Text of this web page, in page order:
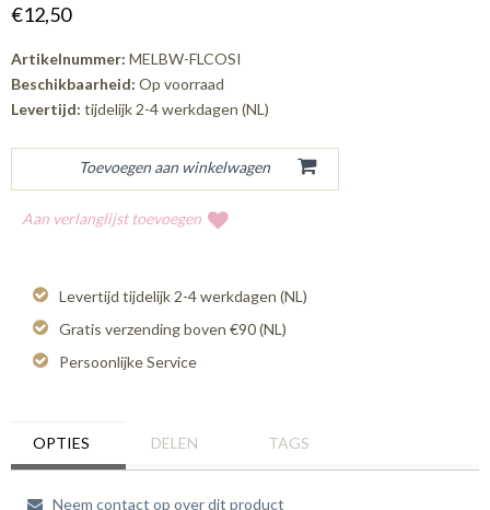
€12,50
Artikelnummer: MELBW-FLCOSI
Beschikbaarheid: Op voorraad
Levertijd: tijdelijk 2-4 werkdagen (NL)
Aan verlanglijst toevoegen
Levertijd tijdelijk 2-4 werkdagen (NL)
Gratis verzending boven €90 (NL)
Persoonlijke Service
OPTIES DELEN TAGS
Neem contact op over dit product